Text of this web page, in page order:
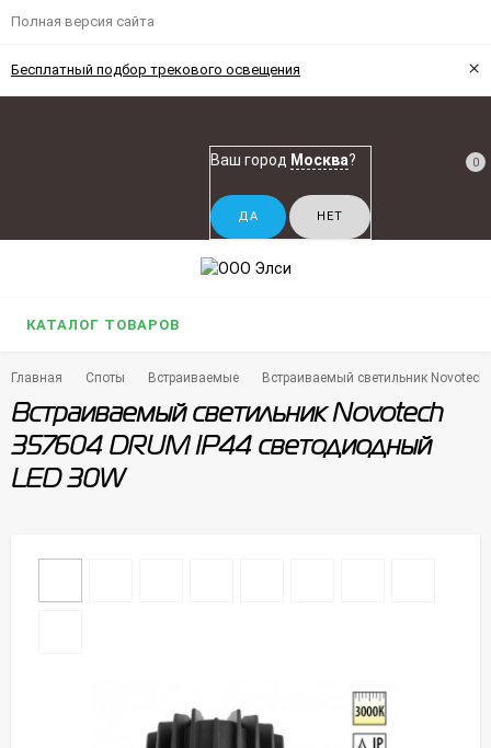
Полная версия сайта
Бесплатный подбор трекового освещения ×
Ваш город Москва? 0
КАТАЛОГ ТОВАРОВ
Главная Споты Встраиваемые Встраиваемый светильник
Встраиваемый светильник Novotech
357604 DRUM IP44 светодиодный
LED 30W